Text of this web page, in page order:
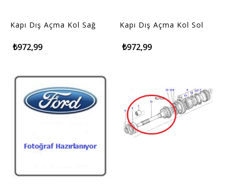
Kapı Dış Açma Kol Sağ
₺972,99
Kapı Dış Açma Kol Sol
₺972,99